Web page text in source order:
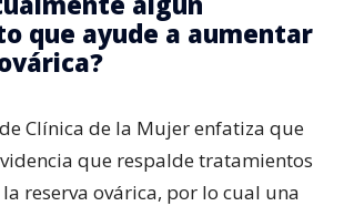
que ayude a aumentar
Clínica de la Mujer enfatiza que
que respalde tratamientos
reserva ovárica, por lo cual una